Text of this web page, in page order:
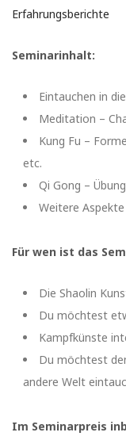
Erfahrungsberichte
Seminarinhalt:
Eintauchen in
Meditation –
Kung Fu –
etc.
Qi Gong –
Weitere
Für wen ist das
Die Shaolin
Du möchtest
Kampfkünste
Du möchtest
andere Welt
Im Seminarpreis